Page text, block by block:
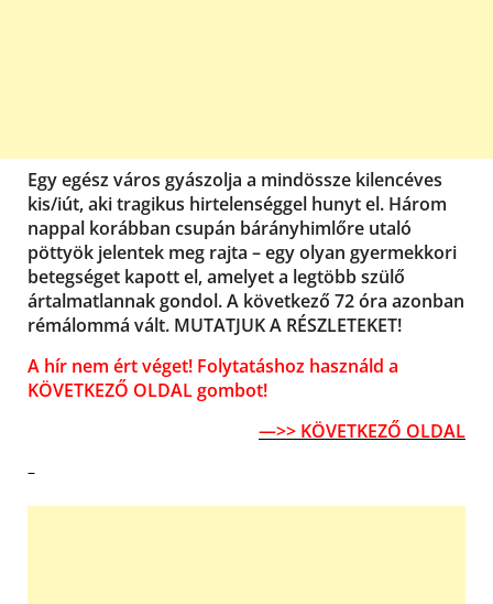
Egy egész város gyászolja a mindössze kilencéves
kis/iút, aki tragikus hirtelenséggel hunyt el. Három
nappal korábban csupán bárányhimlőre utaló
pöttyök jelentek meg rajta – egy olyan gyermekkori
betegséget kapott el, amelyet a legtöbb szülő
ártalmatlannak gondol. A következő 72 óra azonban
rémálommá vált. MUTATJUK A RÉSZLETEKET!
A hír nem ért véget! Folytatáshoz használd a
KÖVETKEZŐ OLDAL gombot!
—>> KÖVETKEZŐ OLDAL
–